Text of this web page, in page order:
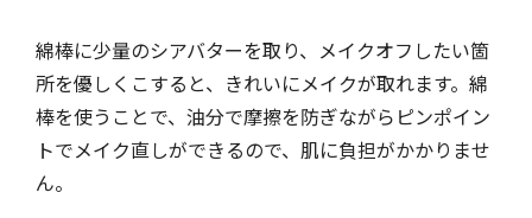
綿棒に少量のシアバターを取り、メイクオフしたい箇
所を優しくこすると、きれいにメイクが取れます。綿
棒を使うことで、油分で摩擦を防ぎながらピンポイン
トでメイク直しができるので、肌に負担がかかりませ
ん。